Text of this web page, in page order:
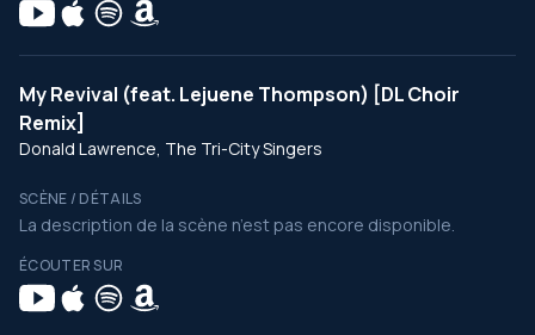
My Revival (feat. Lejuene Thompson) [DL Choir
Remix]
Donald Lawrence, The Tri-City Singers
SCÈNE / DÉTAILS
La description de la scène n’est pas encore disponible.
ÉCOUTER SUR